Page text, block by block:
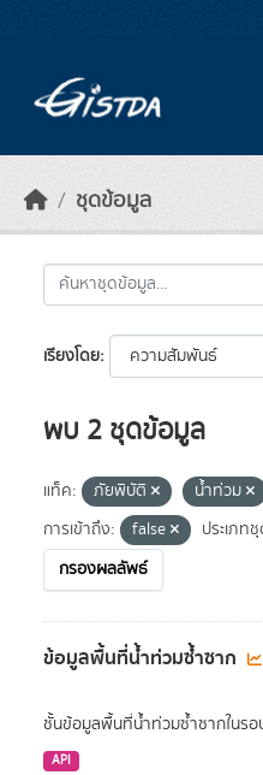
ชุดข้อมูล
เรียงโดย
พบ 2 ชุดข้อมูล
แท็ค: ภัยพิบัติ น้ำท่วม
การเข้าถึง:
false ประเภท
กรองผลลัพธ์
ข้อมูลพื้นที่น้ำท่วมซ้ำซาก
ชั้นข้อมูลพื้นที่น้ำท่วมซ้ำซากในร
API